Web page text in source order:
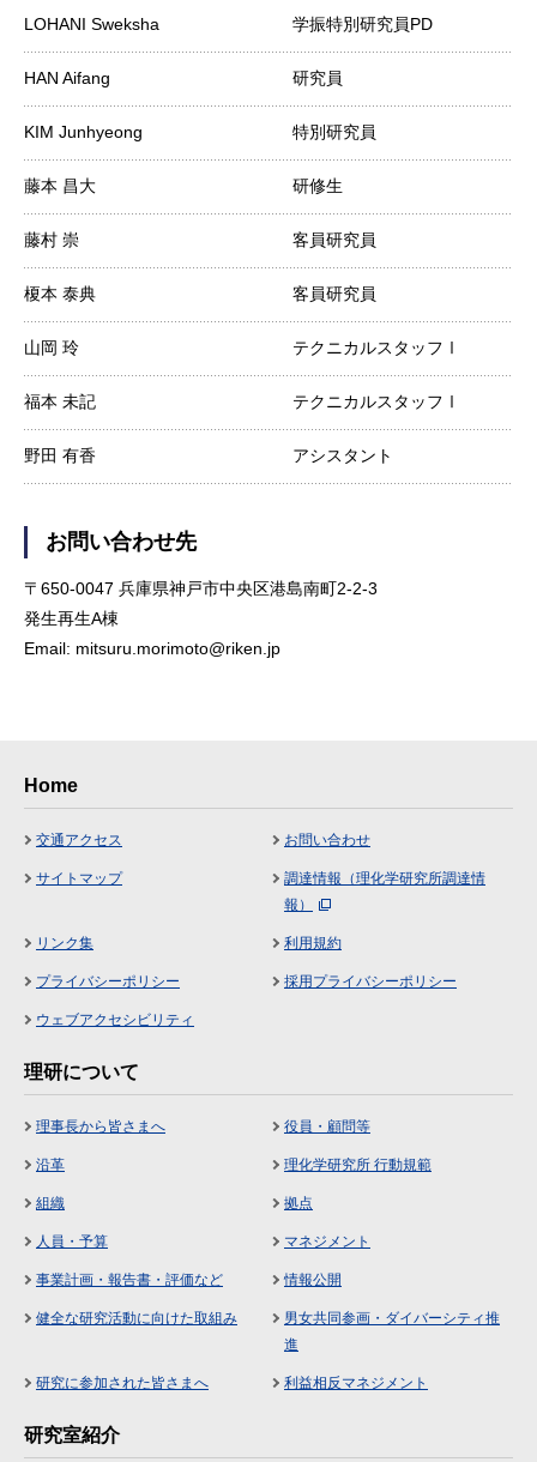
LOHANI Sweksha 学振特別研究員PD
HAN Aifang 研究員
KIM Junhyeong 特別研究員
藤本 昌大 研修生
藤村 崇 客員研究員
榎本 泰典 客員研究員
山岡 玲 テクニカルスタッフⅠ
福本 未記 テクニカルスタッフⅠ
野田 有香 アシスタント
お問い合わせ先
〒650-0047 兵庫県神戸市中央区港島南町2-2-3
発生再生A棟
Email: mitsuru.morimoto@riken.jp
Home
交通アクセス お問い合わせ
サイトマップ
調達情報（理化学研究所調達情
報）
リンク集 利用規約
プライバシーポリシー 採用プライバシーポリシー
ウェブアクセシビリティ
理研について
理事長から皆さまへ 役員・顧問等
沿革 理化学研究所 行動規範
組織 拠点
人員・予算 マネジメント
事業計画・報告書・評価など 情報公開
健全な研究活動に向けた取組み
男女共同参画・ダイバーシティ推
進
研究に参加された皆さまへ 利益相反マネジメント
研究室紹介